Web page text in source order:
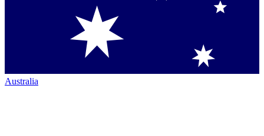
Australia